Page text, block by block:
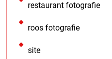
restaurant fotografie
roos fotografie
site